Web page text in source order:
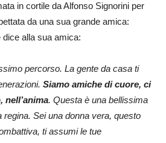
in cortile da Alfonso Signorini per
da una sua grande amica:
dice alla sua amica:
percorso. La gente da casa ti
Siamo amiche di cuore, ci
nell’anima. Questa è una bellissima
regina. Sei una donna vera, questo
ti assumi le tue